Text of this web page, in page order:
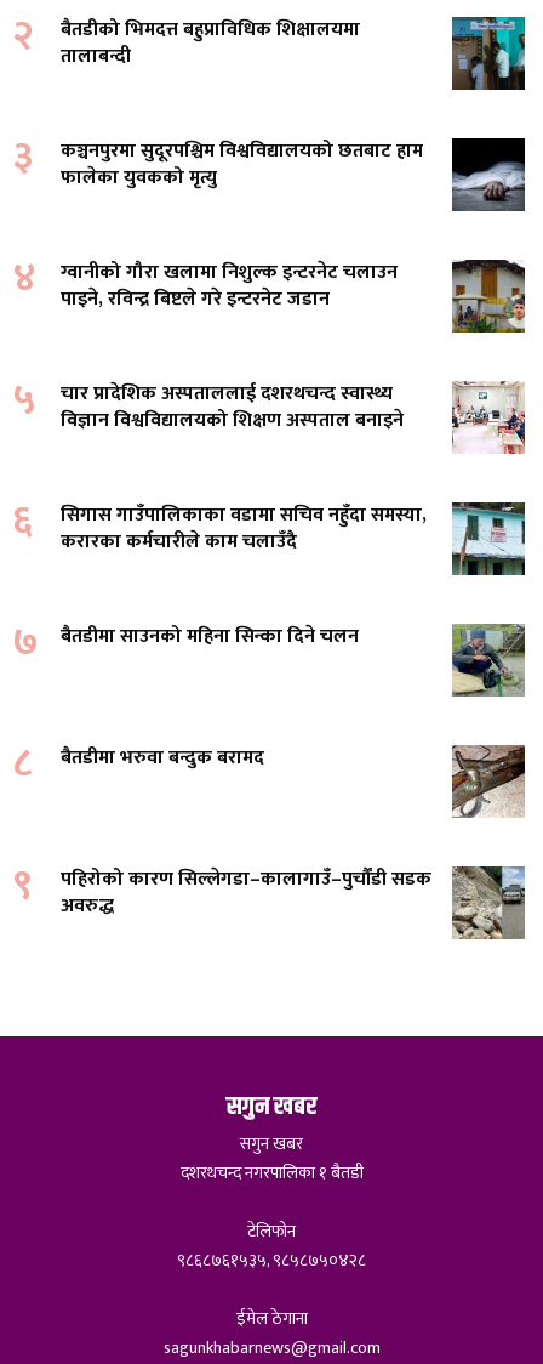
२
बैतडीको भिमदत्त बहुप्राविधिक शिक्षालयमा
तालाबन्दी
३
कञ्चनपुरमा सुदूरपश्चिम विश्वविद्यालयको छतबाट हाम
फालेका युवकको मृत्यु
४
ग्वानीको गौरा खलामा निशुल्क इन्टरनेट चलाउन
पाइने, रविन्द्र बिष्टले गरे इन्टरनेट जडान
५
चार प्रादेशिक अस्पताललाई दशरथचन्द स्वास्थ्य
विज्ञान विश्वविद्यालयको शिक्षण अस्पताल बनाइने
६
सिगास गाउँपालिकाका वडामा सचिव नहुँदा समस्या,
करारका कर्मचारीले काम चलाउँदै
७ बैतडीमा साउनको महिना सिन्का दिने चलन
८ बैतडीमा भरुवा बन्दुक बरामद
९
पहिरोको कारण सिल्लेगडा–कालागाउँ–पुर्चौंडी सडक
अवरुद्ध
सगुन खबर
सगुन खबर
दशरथचन्द नगरपालिका १ बैतडी
टेलिफोन
९८६८७६१५३५, ९८५८७५०४२८
ईमेल ठेगाना
sagunkhabarnews@gmail.com